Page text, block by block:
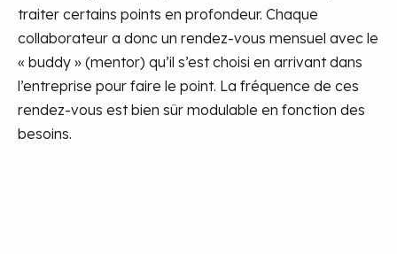
traiter certains points en profondeur. Chaque
collaborateur a donc un rendez-vous mensuel avec le
« buddy » (mentor) qu’il s’est choisi en arrivant dans
l’entreprise pour faire le point. La fréquence de ces
rendez-vous est bien sûr modulable en fonction des
besoins.